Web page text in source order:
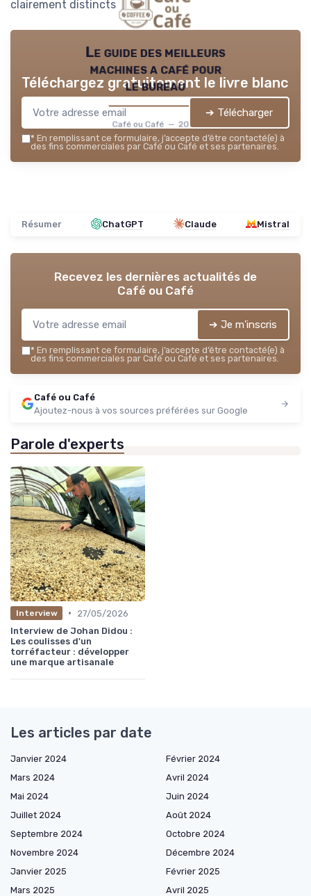
clairement distincts.
Le guide des meilleurs
machines a café pour
le bureau
Café ou Café — 2026
Téléchargez gratuitement le livre blanc
➔ Télécharger
* En remplissant ce formulaire, j’accepte d’être contacté(e) à
des fins commerciales par Café ou Café et ses partenaires.
Résumer ChatGPT Claude Mistral
Recevez les dernières actualités de
Café ou Café
➔ Je m'inscris
* En remplissant ce formulaire, j’accepte d’être contacté(e) à
des fins commerciales par Café ou Café et ses partenaires.
Café ou Café
Ajoutez-nous à vos sources préférées sur Google
Parole d'experts
Interview •
27/05/2026
Interview de Johan Didou :
Les coulisses d'un
torréfacteur : développer
une marque artisanale
Les articles par date
Janvier 2024
Février 2024
Mars 2024
Avril 2024
Mai 2024
Juin 2024
Juillet 2024
Août 2024
Septembre 2024
Octobre 2024
Novembre 2024
Décembre 2024
Janvier 2025
Février 2025
Mars 2025
Avril 2025